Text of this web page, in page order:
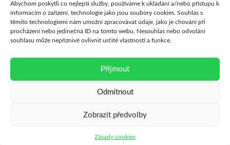
Abychom poskytli co nejlepší služby, používáme k ukládání a/nebo přístupu k
informacím o zařízení, technologie jako jsou soubory cookies. Souhlas s
těmito technologiemi nám umožní zpracovávat údaje, jako je chování při
procházení nebo jedinečná ID na tomto webu. Nesouhlas nebo odvolání
souhlasu může nepříznivě ovlivnit určité vlastnosti a funkce.
Přijmout
Odmítnout
Zobrazit předvolby
Zásady cookies
Bus 352 ze stanice Luka, výstup na staniciZbuzany-Obecní úřad
poté cca 70 m zpět po hlavní ulici.
Jízdní řád linky 352 najdetezde.
Interex LMC-GS, s. r. o.
. All rights reserved. Theme